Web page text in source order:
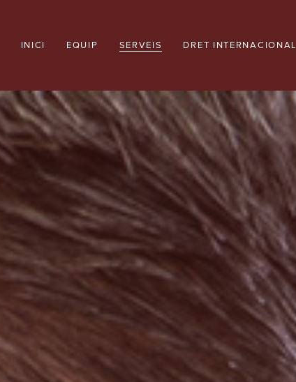
INICI EQUIP SERVEIS DRET INTERNACIONAL